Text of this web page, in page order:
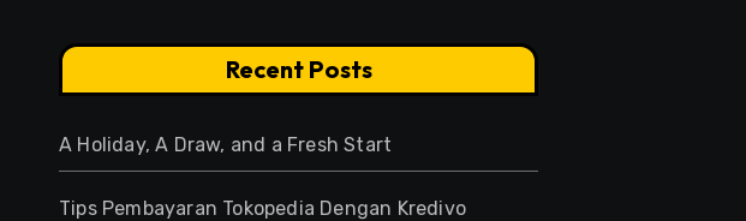
Recent Posts
A Holiday, A Draw, and a Fresh Start
Tips Pembayaran Tokopedia Dengan Kredivo